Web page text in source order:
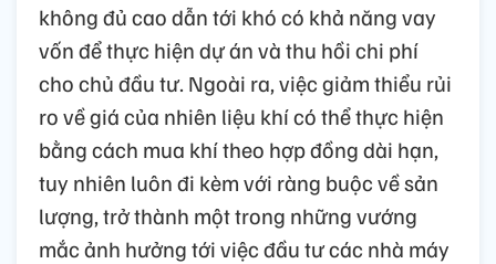
không đủ cao dẫn tới khó có khả năng vay
vốn để thực hiện dự án và thu hồi chi phí
cho chủ đầu tư. Ngoài ra, việc giảm thiểu rủi
ro về giá của nhiên liệu khí có thể thực hiện
bằng cách mua khí theo hợp đồng dài hạn,
tuy nhiên luôn đi kèm với ràng buộc về sản
lượng, trở thành một trong những vướng
mắc ảnh hưởng tới việc đầu tư các nhà máy